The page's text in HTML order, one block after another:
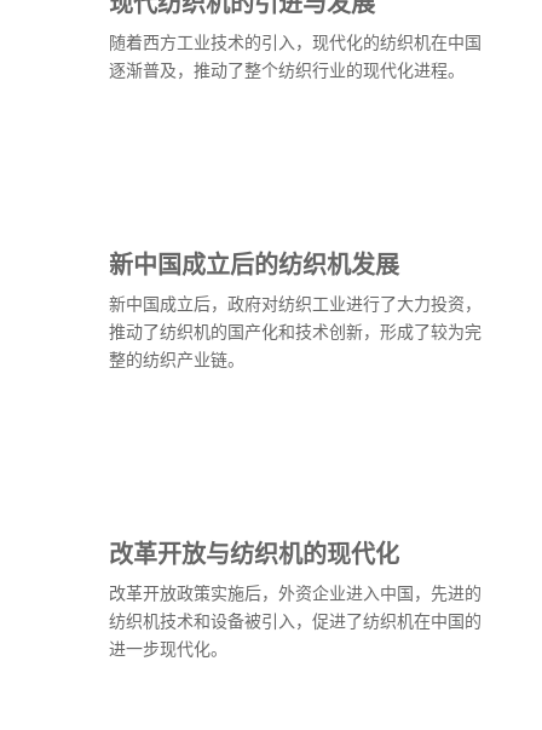
随着西方工业技术的引入，现代化的纺织机在中国
逐渐普及，推动了整个纺织行业的现代化进程。
新中国成立后的纺织机发展
新中国成立后，政府对纺织工业进行了大力投资，
推动了纺织机的国产化和技术创新，形成了较为完
整的纺织产业链。
改革开放与纺织机的现代化
改革开放政策实施后，外资企业进入中国，先进的
纺织机技术和设备被引入，促进了纺织机在中国的
进一步现代化。